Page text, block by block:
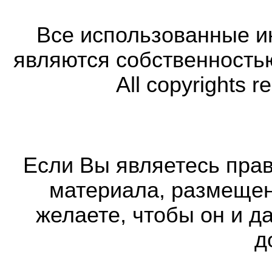
Все использованные
являются
All copyrights
Если Вы являетесь
материала,
желаете, чтобы он и